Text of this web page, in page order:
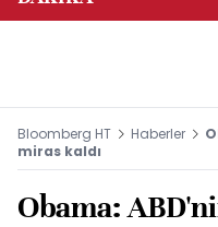
Bloomberg HT Haberler
miras kaldı
Obama: